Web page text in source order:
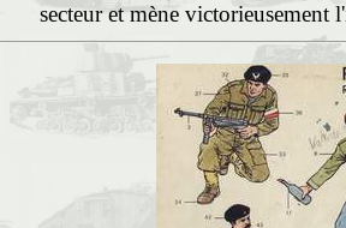
secteur et mène victorieusement